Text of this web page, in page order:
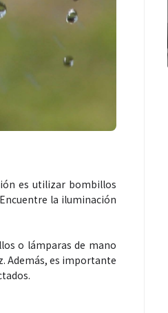
es utilizar bombillos
la iluminación
o lámparas de mano
Además, es importante
La estrategia que
los atletas para rendir